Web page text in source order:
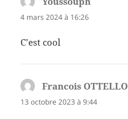
4 mars 2024 à 16:26
C’est cool
Francois OTTELLO
13 octobre 2023 à 9:44